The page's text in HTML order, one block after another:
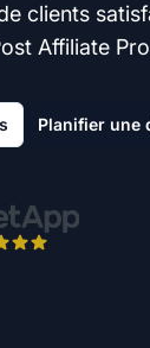
clients
Affiliate
Planifier une